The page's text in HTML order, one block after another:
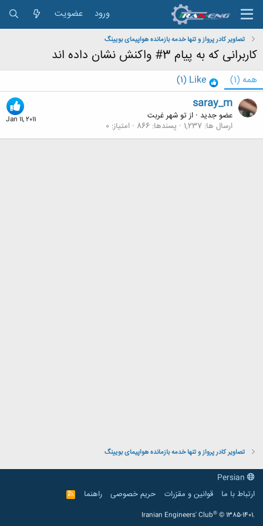
ورود عضویت
تصاویر کادر پرواز و تنها خدمه بازمانده هواپیمای بویینگ
کاربرانی که به پیام 3# واکنش نشان داده اند
همه (1)
Like
(1)
Jan 11, 2011
saray_m
عضو جدید · ازتو شهر غربت
ارسال ها 1,237 پسندها 866 امتیاز 0
تصاویر کادر پرواز و تنها خدمه بازمانده هواپیمای بویینگ
ارتباط با ما
قوانین و مقرّرات حریم خصوصی راهنما
R
S
Iranian Engineers' Club® © 1385-1401.